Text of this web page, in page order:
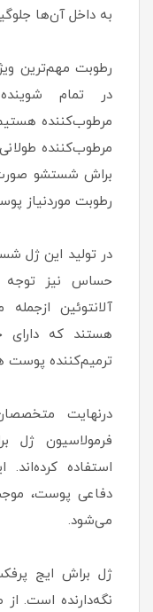
به داخل آن‌ها
رطوبت مهم‌ترین
در تمام
مرطوب‌کننده
براش شستشو صورت
رطوبت موردنیاز
در تولید این ژل
حساس نیز توجه
آلانتوئین
هستند که دارای
ترمیم‌کننده پوست
درنهایت
فرمولاسیون
استفاده
دفاعی پوست،
می‌شود.
ژل براش ایج
نگه‌دارنده است.